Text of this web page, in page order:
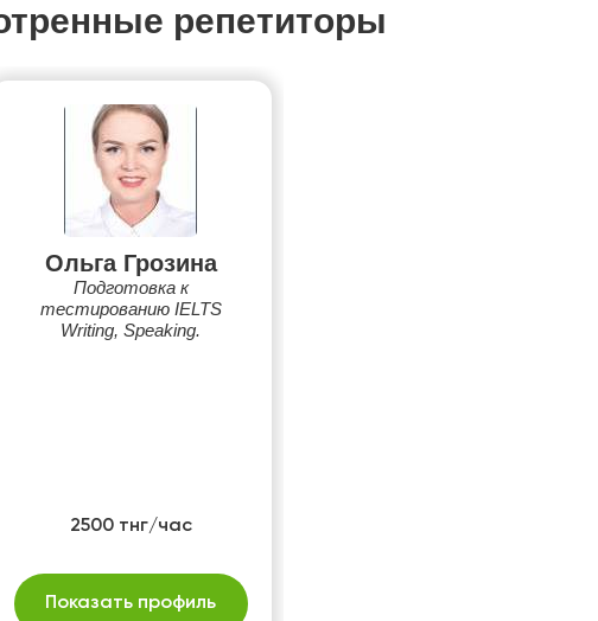
репетиторы
Ольга Грозина
Подготовка к
тестированию IELTS
Writing, Speaking.
2500 тнг/час
Показать профиль